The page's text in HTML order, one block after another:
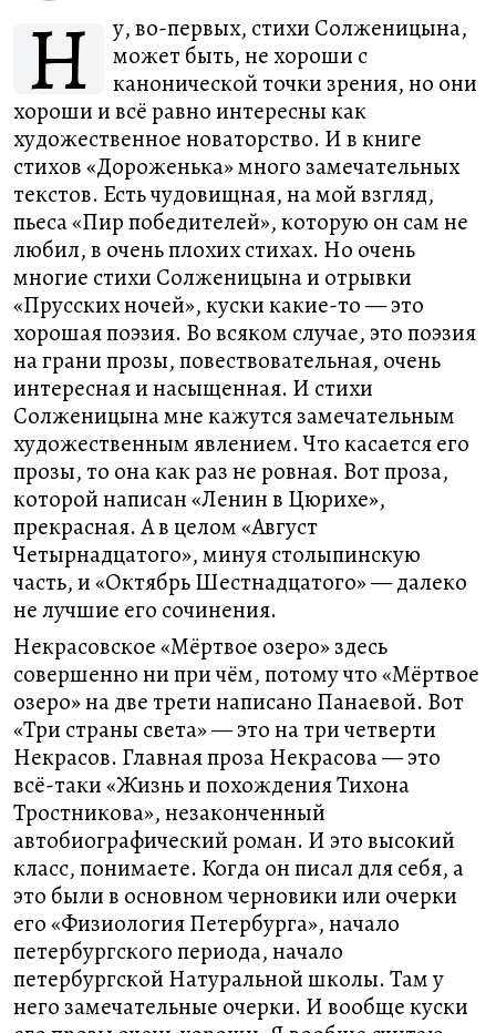
Н
у, во-первых, стихи Солженицына,
может быть, не хороши с
канонической точки зрения, но они
хороши и всё равно интересны как
художественное новаторство. И в книге
стихов «Дороженька» много замечательных
текстов. Есть чудовищная, на мой взгляд,
пьеса «Пир победителей», которую он сам не
любил, в очень плохих стихах. Но очень
многие стихи Солженицына и отрывки
«Прусских ночей», куски какие-то — это
хорошая поэзия. Во всяком случае, это поэзия
на грани прозы, повествовательная, очень
интересная и насыщенная. И стихи
Солженицына мне кажутся замечательным
художественным явлением. Что касается его
прозы, то она как раз не ровная. Вот проза,
которой написан «Ленин в Цюрихе»,
прекрасная. А в целом «Август
Четырнадцатого», минуя столыпинскую
часть, и «Октябрь Шестнадцатого» — далеко
не лучшие его сочинения.
Некрасовское «Мёртвое озеро» здесь
совершенно ни при чём, потому что «Мёртвое
озеро» на две трети написано Панаевой. Вот
«Три страны света» — это на три четверти
Некрасов. Главная проза Некрасова — это
всё-таки «Жизнь и похождения Тихона
Тростникова», незаконченный
автобиографический роман. И это высокий
класс, понимаете. Когда он писал для себя, а
это были в основном черновики или очерки
его «Физиология Петербурга», начало
петербургского периода, начало
петербургской Натуральной школы. Там у
него замечательные очерки. И вообще куски